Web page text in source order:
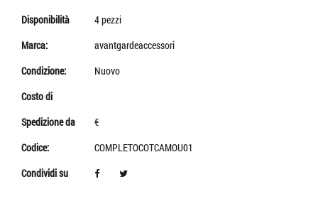
Disponibilità
4 pezzi
Marca:
avantgardeaccessori
Condizione:
Nuovo
Costo di
Spedizione da
€
Codice:
COMPLETOCOTCAMOU01
Condividi su